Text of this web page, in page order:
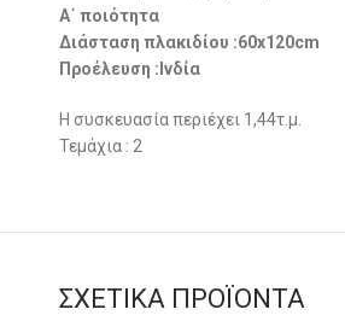
Α΄ ποιότητα
Διάσταση πλακιδίου :60x120cm
Προέλευση :Ινδία
Η συσκευασία περιέχει 1,44τ.μ.
Τεμάχια : 2
ΣΧΕΤΙΚΆ ΠΡΟΪΌΝΤΑ